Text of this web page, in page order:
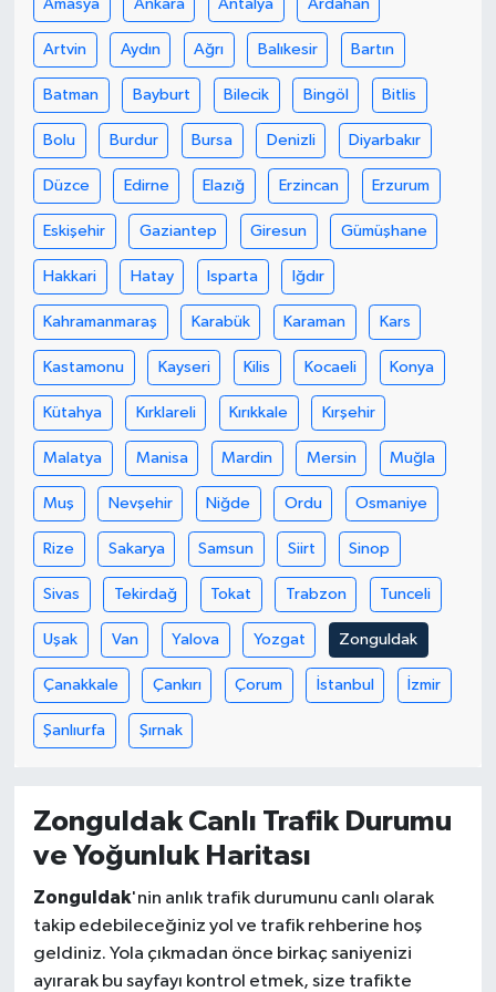
Amasya Ankara Antalya Ardahan
Artvin Aydın Ağrı Balıkesir Bartın
Batman Bayburt Bilecik Bingöl Bitlis
Bolu Burdur Bursa Denizli Diyarbakır
Düzce Edirne Elazığ Erzincan Erzurum
Eskişehir Gaziantep Giresun Gümüşhane
Hakkari Hatay Isparta Iğdır
Kahramanmaraş Karabük Karaman Kars
Kastamonu Kayseri Kilis Kocaeli Konya
Kütahya Kırklareli Kırıkkale Kırşehir
Malatya Manisa Mardin Mersin Muğla
Muş Nevşehir Niğde Ordu Osmaniye
Rize Sakarya Samsun Siirt Sinop
Sivas Tekirdağ Tokat Trabzon Tunceli
Uşak Van Yalova Yozgat Zonguldak
Çanakkale Çankırı Çorum İstanbul İzmir
Şanlıurfa Şırnak
Zonguldak Canlı Trafik Durumu
ve Yoğunluk Haritası
Zonguldak'nin anlık trafik durumunu canlı olarak
takip edebileceğiniz yol ve trafik rehberine hoş
geldiniz. Yola çıkmadan önce birkaç saniyenizi
ayırarak bu sayfayı kontrol etmek, size trafikte